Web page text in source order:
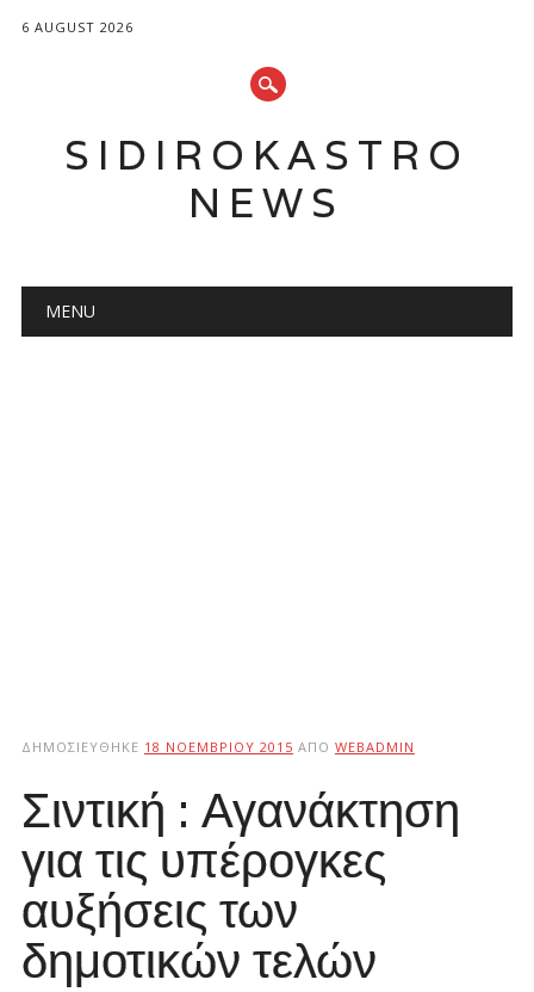
6 AUGUST 2026
SIDIROKASTRO
NEWS
Main menu
MENU
ΔΗΜΟΣΙΕΎΘΗΚΕ 18 ΝΟΕΜΒΡΊΟΥ 2015 ΑΠΌ WEBADMIN
Σιντική : Αγανάκτηση
για τις υπέρογκες
αυξήσεις των
δημοτικών τελών